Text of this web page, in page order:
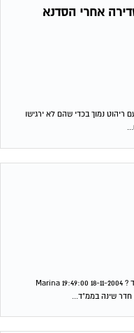
אחרי הסדנא
עד גיל 10 רצוי לרהט עם ריהוט נמוך בכדי שהם לא ירגישו
הי הייתי רוצה לדעת האם נכון למקם חדר שינה בממ"ד ? 18-11-2004 19:49:00 Marina